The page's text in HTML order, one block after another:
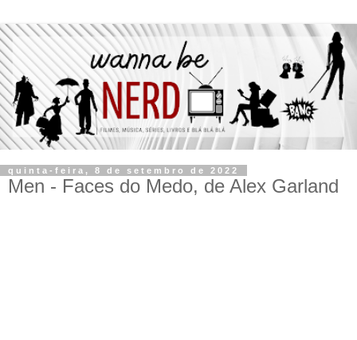
quinta-feira, 8 de setembro de 2022
Men - Faces do Medo, de Alex Garland